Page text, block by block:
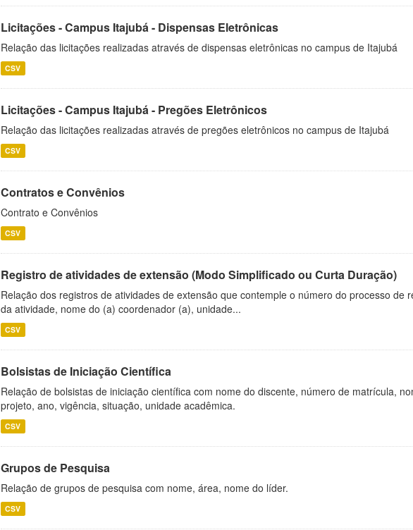
Licitações - Campus Itajubá - Dispensas Eletrônicas
Relação das licitações realizadas através de dispensas eletrônicas no campus de Itajubá
CSV
Licitações - Campus Itajubá - Pregões Eletrônicos
Relação das licitações realizadas através de pregões eletrônicos no campus de Itajubá
CSV
Contratos e Convênios
Contrato e Convênios
CSV
Registro de atividades de extensão (Modo Simplificado ou Curta Duração)
Relação dos registros de atividades de extensão que contemple o número do processo de
da atividade, nome do (a) coordenador (a), unidade...
CSV
Bolsistas de Iniciação Científica
Relação de bolsistas de iniciação científica com nome do discente, número de matrícula,
projeto, ano, vigência, situação, unidade acadêmica.
CSV
Grupos de Pesquisa
Relação de grupos de pesquisa com nome, área, nome do líder.
CSV